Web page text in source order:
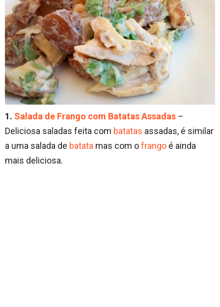
1. Salada de Frango com Batatas Assadas –
Deliciosa saladas feita com batatas assadas, é similar
a uma salada de batata mas com ofrango é ainda
mais deliciosa.